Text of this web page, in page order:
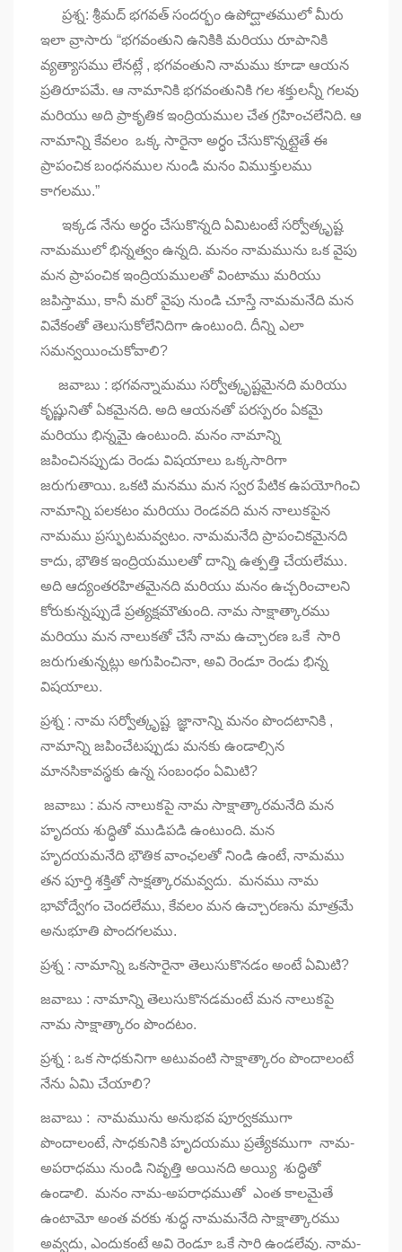
భగవన్నామమును
జపించడం
మరియు
పొందడం
ఎలా?
ప్రశ్న: శ్రీమద్ భగవత్ సందర్భం ఉపోద్ఘాతములో మీరు
ఇలా వ్రాసారు “భగవంతుని ఉనికికి మరియు రూపానికి
వ్యత్యాసము లేనట్లే , భగవంతుని నామము కూడా ఆయన
ప్రతిరూపమే. ఆ నామానికి భగవంతునికి గల శక్తులన్నీ గలవు
మరియు అది ప్రాకృతిక ఇంద్రియముల చేత గ్రహించలేనిది. ఆ
నామాన్ని కేవలం ఒక్క సారైనా అర్ధం చేసుకొన్నట్లైతే ఈ
ప్రాపంచిక బంధనముల నుండి మనం విముక్తులము
కాగలము.”
ఇక్కడ నేను అర్ధం చేసుకొన్నది ఏమిటంటే సర్వోత్కృష్ట
నామములో భిన్నత్వం ఉన్నది. మనం నామమును ఒక వైపు
మన ప్రాపంచిక ఇంద్రియములతో వింటాము మరియు
జపిస్తాము, కానీ మరో వైపు నుండి చూస్తే నామమనేది మన
వివేకంతో తెలుసుకోలేనిదిగా ఉంటుంది. దీన్ని ఎలా
సమన్వయించుకోవాలి?
జవాబు : భగవన్నామము సర్వోత్కృష్టమైనది మరియు
కృష్ణునితో ఏకమైనది. అది ఆయనతో పరస్పరం ఏకమై
మరియు భిన్నమై ఉంటుంది. మనం నామాన్ని
జపించినప్పుడు రెండు విషయాలు ఒక్కసారిగా
జరుగుతాయి. ఒకటి మనము మన స్వర పేటిక ఉపయోగించి
నామాన్ని పలకటం మరియు రెండవది మన నాలుకపైన
నామము ప్రస్ఫుటమవ్వటం. నామమనేది ప్రాపంచికమైనది
కాదు, భౌతిక ఇంద్రియములతో దాన్ని ఉత్పత్తి చేయలేము.
అది ఆద్యంతరహితమైనది మరియు మనం ఉచ్చరించాలని
కోరుకున్నప్పుడే ప్రత్యక్షమౌతుంది. నామ సాక్షాత్కారము
మరియు మన నాలుకతో చేసే నామ ఉచ్చారణ ఒకే సారి
జరుగుతున్నట్లు అగుపించినా, అవి రెండూ రెండు భిన్న
విషయాలు.
ప్రశ్న : నామ సర్వోత్కృష్ట జ్ఞానాన్ని మనం పొందటానికి ,
నామాన్ని జపించేటప్పుడు మనకు ఉండాల్సిన
మానసికావస్థకు ఉన్న సంబంధం ఏమిటి?
జవాబు : మన నాలుకపై నామ సాక్షాత్కారమనేది మన
హృదయ శుద్ధితో ముడిపడి ఉంటుంది. మన
హృదయమనేది భౌతిక వాంఛలతో నిండి ఉంటే, నామము
తన పూర్తి శక్తితో సాక్షత్కారమవ్వదు. మనము నామ
భావోద్వేగం చెందలేము, కేవలం మన ఉచ్చారణను మాత్రమే
అనుభూతి పొందగలము.
ప్రశ్న : నామాన్ని ఒకసారైనా తెలుసుకొనడం అంటే ఏమిటి?
జవాబు : నామాన్ని తెలుసుకొనడమంటే మన నాలుకపై
నామ సాక్షాత్కారం పొందటం.
ప్రశ్న : ఒక సాధకునిగా అటువంటి సాక్షాత్కారం పొందాలంటే
నేను ఏమి చేయాలి?
జవాబు : నామమును అనుభవ పూర్వకముగా
పొందాలంటే, సాధకునికి హృదయము ప్రత్యేకముగా నామ-
అపరాధము నుండి నివృత్తి అయినది అయ్యి శుద్ధితో
ఉండాలి. మనం నామ-అపరాధముతో ఎంత కాలమైతే
ఉంటామో అంత వరకు శుద్ధ నామమనేది సాక్షాత్కారము
అవ్వదు, ఎందుకంటే అవి రెండూ ఒకే సారి ఉండలేవు. నామ-